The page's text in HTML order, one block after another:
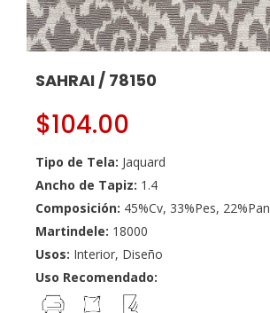
SAHRAI / 78150
$104.00
Tipo de Tela: Jaquard
Ancho de Tapiz: 1.4
Composición: 45%Cv, 33%Pes, 22%Pan
Martindele: 18000
Usos: Interior, Diseño
Uso Recomendado: